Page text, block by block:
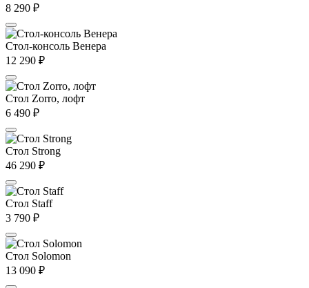
8 290 ₽
Стол-консоль Венера
12 290 ₽
Стол Zorro, лофт
6 490 ₽
Стол Strong
46 290 ₽
Стол Staff
3 790 ₽
Стол Solomon
13 090 ₽